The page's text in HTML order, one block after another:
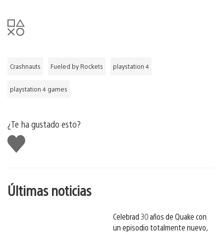
Crashnauts Fueled by Rockets playstation 4
playstation 4 games
¿Te ha gustado esto?
Me
gusta
Últimas noticias
Celebrad 30 años de Quake con
un episodio totalmente nuevo,